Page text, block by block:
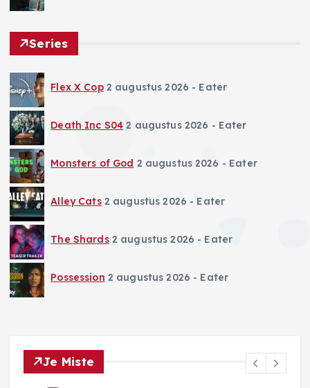
Series
Flex X Cop 2 augustus 2026 - Eater
Death Inc S04 2 augustus 2026 - Eater
Monsters of God 2 augustus 2026 - Eater
Alley Cats 2 augustus 2026 - Eater
The Shards 2 augustus 2026 - Eater
Possession 2 augustus 2026 - Eater
Je Miste